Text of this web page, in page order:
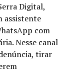
Digital,
assistente
com
Nesse canal
tirar